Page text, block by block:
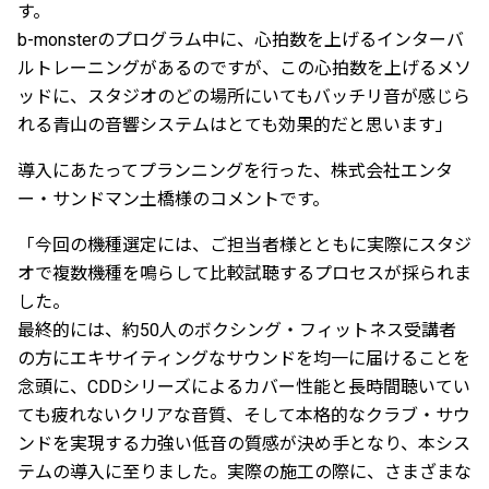
す。
b-monsterのプログラム中に、心拍数を上げるインターバ
ルトレーニングがあるのですが、この心拍数を上げるメソ
ッドに、スタジオのどの場所にいてもバッチリ音が感じら
れる青山の音響システムはとても効果的だと思います」
導入にあたってプランニングを行った、株式会社エンタ
ー・サンドマン土橋様のコメントです。
「今回の機種選定には、ご担当者様とともに実際にスタジ
オで複数機種を鳴らして比較試聴するプロセスが採られま
した。
最終的には、約50人のボクシング・フィットネス受講者
の方にエキサイティングなサウンドを均一に届けることを
念頭に、CDDシリーズによるカバー性能と長時間聴いてい
ても疲れないクリアな音質、そして本格的なクラブ・サウ
ンドを実現する力強い低音の質感が決め手となり、本シス
テムの導入に至りました。実際の施工の際に、さまざまな